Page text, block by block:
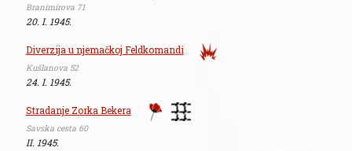
Branimirova 71
20. I. 1945.
Diverzija u njemačkoj Feldkomandi
Kušlanova 52
24. I. 1945.
Stradanje Zorka Bekera
Savska cesta 60
II. 1945.